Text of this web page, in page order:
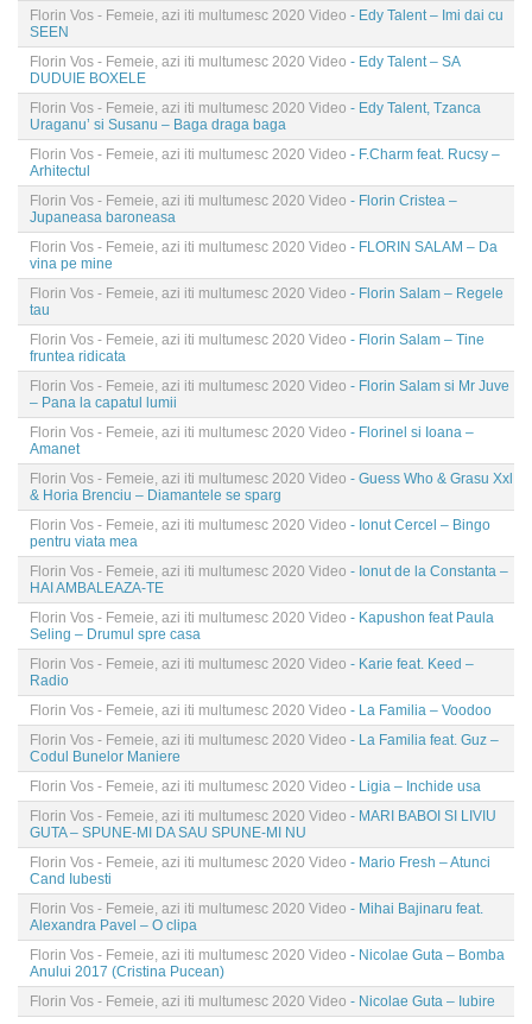
Florin Vos - Femeie, azi iti multumesc 2020 Video - Edy Talent – Imi dai cu
SEEN
Florin Vos - Femeie, azi iti multumesc 2020 Video - Edy Talent – SA
DUDUIE BOXELE
Florin Vos - Femeie, azi iti multumesc 2020 Video - Edy Talent, Tzanca
Uraganu’ si Susanu – Baga draga baga
Florin Vos - Femeie, azi iti multumesc 2020 Video - F.Charm feat. Rucsy –
Arhitectul
Florin Vos - Femeie, azi iti multumesc 2020 Video - Florin Cristea –
Jupaneasa baroneasa
Florin Vos - Femeie, azi iti multumesc 2020 Video - FLORIN SALAM – Da
vina pe mine
Florin Vos - Femeie, azi iti multumesc 2020 Video - Florin Salam – Regele
tau
Florin Vos - Femeie, azi iti multumesc 2020 Video - Florin Salam – Tine
fruntea ridicata
Florin Vos - Femeie, azi iti multumesc 2020 Video - Florin Salam si Mr Juve
– Pana la capatul lumii
Florin Vos - Femeie, azi iti multumesc 2020 Video - Florinel si Ioana –
Amanet
Florin Vos - Femeie, azi iti multumesc 2020 Video - Guess Who & Grasu Xxl
& Horia Brenciu – Diamantele se sparg
Florin Vos - Femeie, azi iti multumesc 2020 Video - Ionut Cercel – Bingo
pentru viata mea
Florin Vos - Femeie, azi iti multumesc 2020 Video - Ionut de la Constanta –
HAI AMBALEAZA-TE
Florin Vos - Femeie, azi iti multumesc 2020 Video - Kapushon feat Paula
Seling – Drumul spre casa
Florin Vos - Femeie, azi iti multumesc 2020 Video - Karie feat. Keed –
Radio
Florin Vos - Femeie, azi iti multumesc 2020 Video - La Familia – Voodoo
Florin Vos - Femeie, azi iti multumesc 2020 Video - La Familia feat. Guz –
Codul Bunelor Maniere
Florin Vos - Femeie, azi iti multumesc 2020 Video - Ligia – Inchide usa
Florin Vos - Femeie, azi iti multumesc 2020 Video - MARI BABOI SI LIVIU
GUTA – SPUNE-MI DA SAU SPUNE-MI NU
Florin Vos - Femeie, azi iti multumesc 2020 Video - Mario Fresh – Atunci
Cand Iubesti
Florin Vos - Femeie, azi iti multumesc 2020 Video - Mihai Bajinaru feat.
Alexandra Pavel – O clipa
Florin Vos - Femeie, azi iti multumesc 2020 Video - Nicolae Guta – Bomba
Anului 2017 (Cristina Pucean)
Florin Vos - Femeie, azi iti multumesc 2020 Video - Nicolae Guta – Iubire